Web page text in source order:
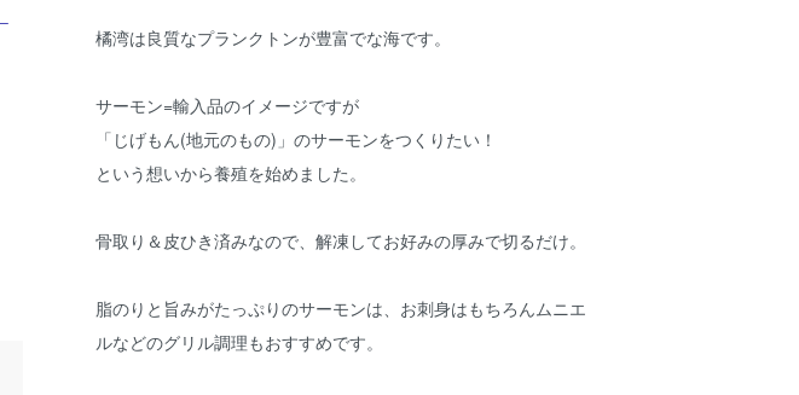
橘湾は良質なプランクトンが豊富でな海です。
サーモン=輸入品のイメージですが
「じげもん(地元のもの)」のサーモンをつくりたい！
という想いから養殖を始めました。
骨取り＆皮ひき済みなので、解凍してお好みの厚みで切るだけ。
脂のりと旨みがたっぷりのサーモンは、お刺身はもちろんムニエ
ルなどのグリル調理もおすすめです。